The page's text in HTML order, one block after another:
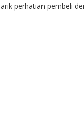
perhatian pembeli